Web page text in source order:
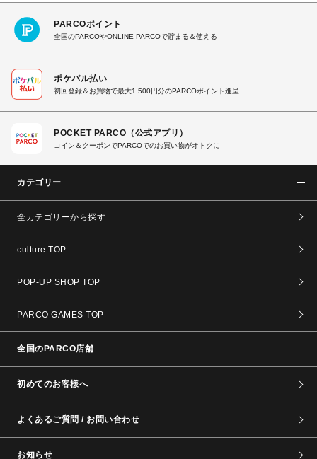
PARCOポイント
全国のPARCOやONLINE PARCOで貯まる＆使える
ポケパル払い
初回登録＆お買物で最大1,500円分のPARCOポイント進呈
POCKET PARCO（公式アプリ）
コイン＆クーポンでPARCOでのお買い物がオトクに
カテゴリー
全カテゴリーから探す
culture TOP
POP-UP SHOP TOP
PARCO GAMES TOP
全国のPARCO店舗
初めてのお客様へ
よくあるご質問 / お問い合わせ
お知らせ